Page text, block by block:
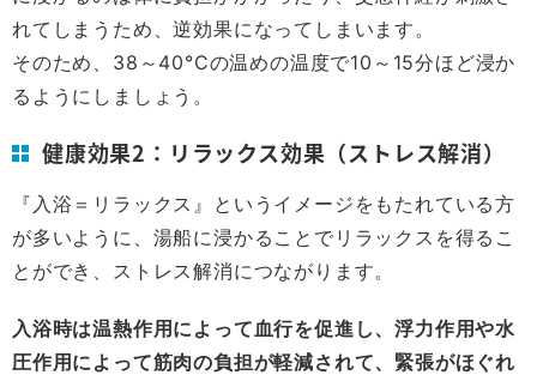
れてしまうため、逆効果になってしまいます。
そのため、38～40°Cの温めの温度で10～15分ほど浸か
るようにしましょう。
健康効果2：リラックス効果（ストレス解消）
『入浴＝リラックス』というイメージをもたれている方
が多いように、湯船に浸かることでリラックスを得るこ
とができ、ストレス解消につながります。
入浴時は温熱作用によって血行を促進し、浮力作用や水
圧作用によって筋肉の負担が軽減されて、緊張がほぐれ